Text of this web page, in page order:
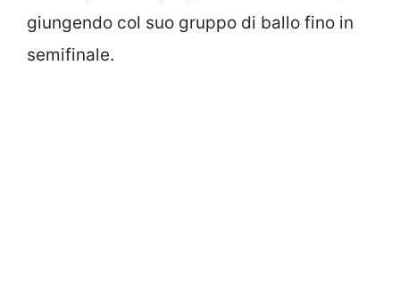
giungendo col suo gruppo di ballo fino in
semifinale.